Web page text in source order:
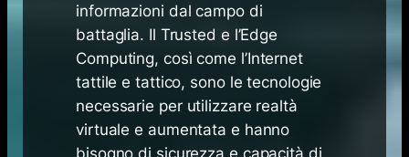
informazioni dal campo di
battaglia. Il Trusted e l’Edge
Computing, così come l’Internet
tattile e tattico, sono le tecnologie
necessarie per utilizzare realtà
virtuale e aumentata e hanno
bisogno di sicurezza e capacità di